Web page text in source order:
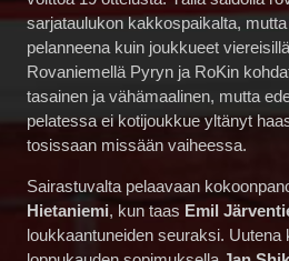
sarjataulukon kakkospaikalta, mutta
pelanneena kuin joukkueet
Rovaniemellä Pyryn ja RoKin
tasainen ja vähämaalinen, mutta
pelatessa ei kotijoukkue yltänyt
tosissaan missään vaiheessa.
Sairastuvalta pelaavaan
Hietaniemi , kun taas Emil Järventie
loukkaantuneiden seuraksi. Uutena
loppukauden sopimuksella
Jan